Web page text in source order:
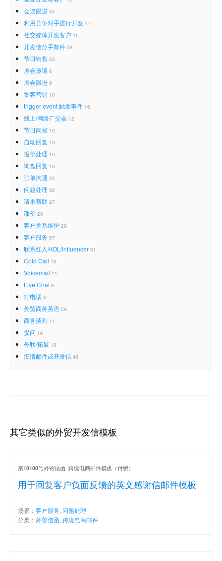
会议跟进 34
利用竞争对手进行开发 17
社交媒体开发客户 15
开发信分手邮件 28
节日销售 53
展会邀请 6
展会跟进 9
集客营销 10
trigger event 触发事件 16
线上/网络广交会 12
节日问候 15
自动回复 19
报价处理 10
询盘回复 16
订单沟通 22
问题处理 38
请求帮助 27
涨价 20
客户关系维护 29
客户服务 57
联系红人/KOL/Influencer 31
Cold Call 10
Voicemail 11
Live Chat 8
打电话 3
外贸商务英语 59
商务谈判 11
提问 14
外联/拓展 10
疫情邮件或开发信 46
其它类似的外贸开发信模板
用于回复客户负面反馈的英文感谢信邮件模板
第10100号外贸信函, 跨境电商邮件模板（付费）
场景： 客户服务, 问题处理
分类： 外贸信函, 跨境电商邮件